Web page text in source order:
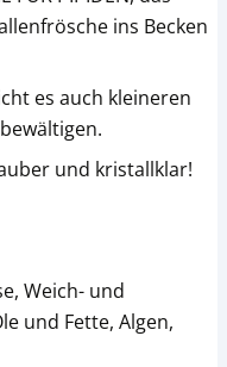
ins Becken
es auch kleineren
und kristallklar!
Weich- und
und Fette, Algen,